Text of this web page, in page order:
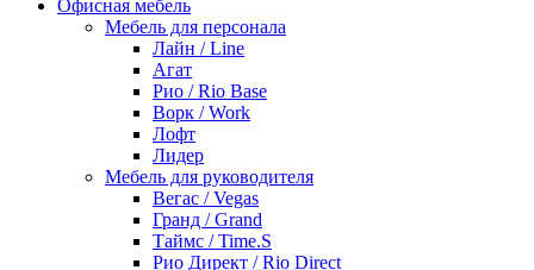
Офисная мебель
Мебель для персонала
Лайн / Line
Агат
Рио / Rio Base
Ворк / Work
Лофт
Лидер
Мебель для руководителя
Вегас / Vegas
Гранд / Grand
Таймс / Time.S
Рио Директ / Rio Direct